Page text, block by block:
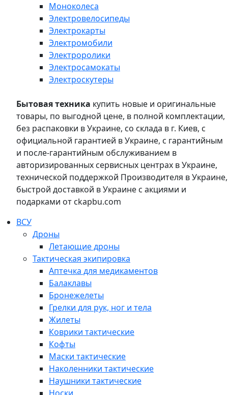
Моноколеса
Электровелосипеды
Электрокарты
Электромобили
Электроролики
Электросамокаты
Электроскутеры
Бытовая техника купить новые и оригинальные
товары, по выгодной цене, в полной комплектации,
без распаковки в Украине, со склада в г. Киев, с
официальной гарантией в Украине, с гарантийным
и после-гарантийным обслуживанием в
авторизированных сервисных центрах в Украине,
технической поддержкой Производителя в Украине,
быстрой доставкой в Украине с акциями и
подарками от ckapbu.com
ВСУ
Дроны
Летающие дроны
Тактическая экипировка
Аптечка для медикаментов
Балаклавы
Бронежелеты
Грелки для рук, ног и тела
Жилеты
Коврики тактические
Кофты
Маски тактические
Наколенники тактические
Наушники тактические